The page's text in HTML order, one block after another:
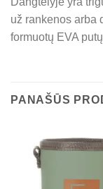
už rankenos arba
formuotų EVA
PANAŠŪS